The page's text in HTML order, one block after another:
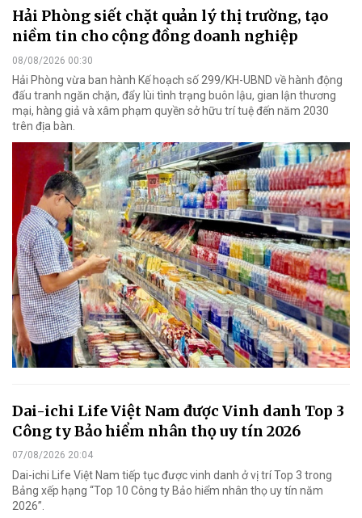
Hải Phòng siết chặt quản lý thị trường, tạo
niềm tin cho cộng đồng doanh nghiệp
08/08/2026 00:30
Hải Phòng vừa ban hành Kế hoạch số 299/KH-UBND về hành động
đấu tranh ngăn chặn, đẩy lùi tình trạng buôn lậu, gian lận thương
mại, hàng giả và xâm phạm quyền sở hữu trí tuệ đến năm 2030
trên địa bàn.
Dai-ichi Life Việt Nam được Vinh danh Top 3
Công ty Bảo hiểm nhân thọ uy tín 2026
07/08/2026 20:04
Dai-ichi Life Việt Nam tiếp tục được vinh danh ở vị trí Top 3 trong
Bảng xếp hạng “Top 10 Công ty Bảo hiểm nhân thọ uy tín năm
2026”.